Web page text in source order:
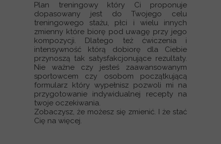
Plan treningowy który Ci proponuje
dopasowany jest do Twojego celu
treningowego stażu, płci i wielu innych
zmienny które biorę pod uwagę przy jego
kompozycji. Dlatego też ćwiczenia i
intensywność którą dobiorę dla Ciebie
przynoszą tak satysfakcjonujące rezultaty.
Nie ważne czy jesteś zaawansowanym
sportowcem czy osobom początkującą
formularz który wypełnisz pozwoli mi na
przygotowanie indywidualnej recepty na
twoje oczekiwania.
Zobaczysz, że możesz się zmienić. I że stać
Cię na więcej.